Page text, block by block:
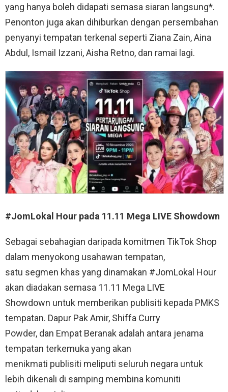
yang hanya boleh didapati semasa siaran langsung*.
Penonton juga akan dihiburkan dengan persembahan
penyanyi tempatan terkenal seperti Ziana Zain, Aina
Abdul, Ismail Izzani, Aisha Retno, dan ramai lagi.
#JomLokal Hour pada 11.11 Mega LIVE Showdown
Sebagai sebahagian daripada komitmen TikTok Shop
dalam menyokong usahawan tempatan,
satu segmen khas yang dinamakan #JomLokal Hour
akan diadakan semasa 11.11 Mega LIVE
Showdown untuk memberikan publisiti kepada PMKS
tempatan. Dapur Pak Amir, Shiffa Curry
Powder, dan Empat Beranak adalah antara jenama
tempatan terkemuka yang akan
menikmati publisiti meliputi seluruh negara untuk
lebih dikenali di samping membina komuniti